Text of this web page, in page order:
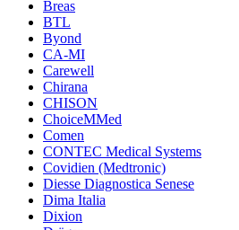
Breas
BTL
Byond
CA-MI
Carewell
Chirana
CHISON
ChoiceMMed
Comen
CONTEC Medical Systems
Covidien (Medtronic)
Diesse Diagnostica Senese
Dima Italia
Dixion